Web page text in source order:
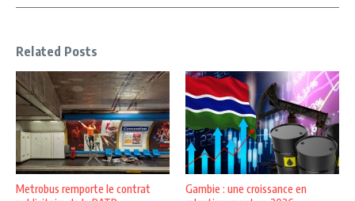
Related Posts
Metrobus remporte le contrat
Gambie : une croissance en